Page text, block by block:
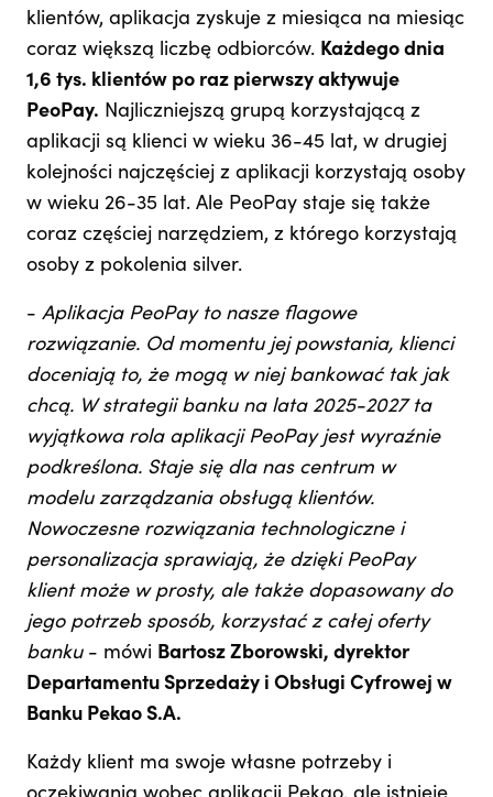
klientów, aplikacja zyskuje z miesiąca na miesiąc
coraz większą liczbę odbiorców. Każdego dnia
1,6 tys. klientów po raz pierwszy aktywuje
PeoPay. Najliczniejszą grupą korzystającą z
aplikacji są klienci w wieku 36-45 lat, w drugiej
kolejności najczęściej z aplikacji korzystają osoby
w wieku 26-35 lat. Ale PeoPay staje się także
coraz częściej narzędziem, z którego korzystają
osoby z pokolenia silver.
- Aplikacja PeoPay to nasze flagowe
rozwiązanie. Od momentu jej powstania, klienci
doceniają to, że mogą w niej bankować tak jak
chcą. W strategii banku na lata 2025-2027 ta
wyjątkowa rola aplikacji PeoPay jest wyraźnie
podkreślona. Staje się dla nas centrum w
modelu zarządzania obsługą klientów.
Nowoczesne rozwiązania technologiczne i
personalizacja sprawiają, że dzięki PeoPay
klient może w prosty, ale także dopasowany do
jego potrzeb sposób, korzystać z całej oferty
banku - mówi Bartosz Zborowski, dyrektor
Departamentu Sprzedaży i Obsługi Cyfrowej w
Banku Pekao S.A.
Każdy klient ma swoje własne potrzeby i